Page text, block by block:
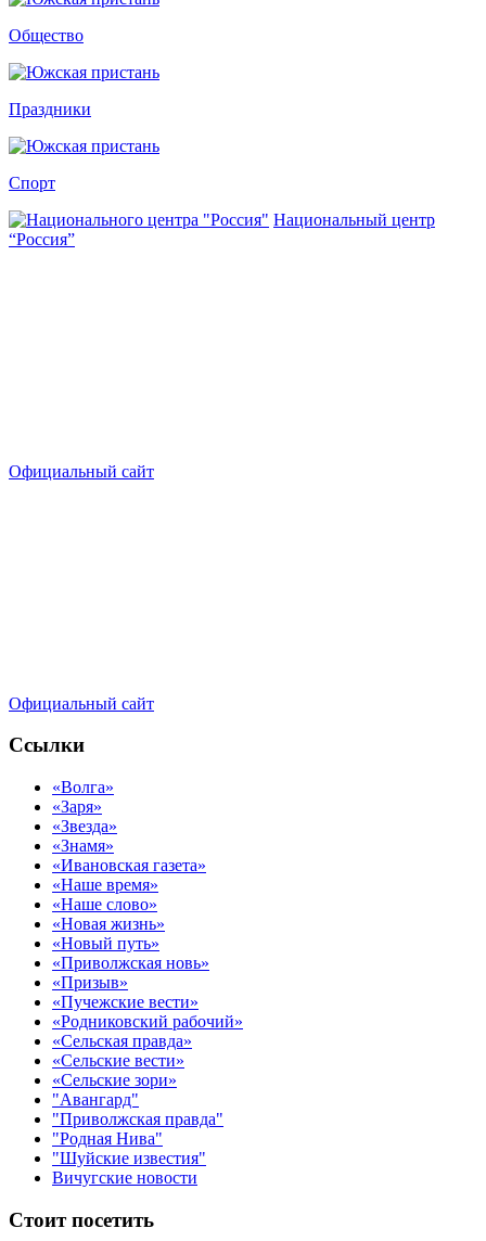
Общество
Праздники
Спорт
Национальный центр
“Россия”
Официальный сайт
Официальный сайт
Ссылки
«Волга»
«Заря»
«Звезда»
«Знамя»
«Ивановская газета»
«Наше время»
«Наше слово»
«Новая жизнь»
«Новый путь»
«Приволжская новь»
«Призыв»
«Пучежские вести»
«Родниковский рабочий»
«Сельская правда»
«Сельские вести»
«Сельские зори»
"Авангард"
"Приволжская правда"
"Родная Нива"
"Шуйские известия"
Вичугские новости
Стоит посетить